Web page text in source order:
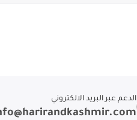
الدعم عبر البريد الالكتروني